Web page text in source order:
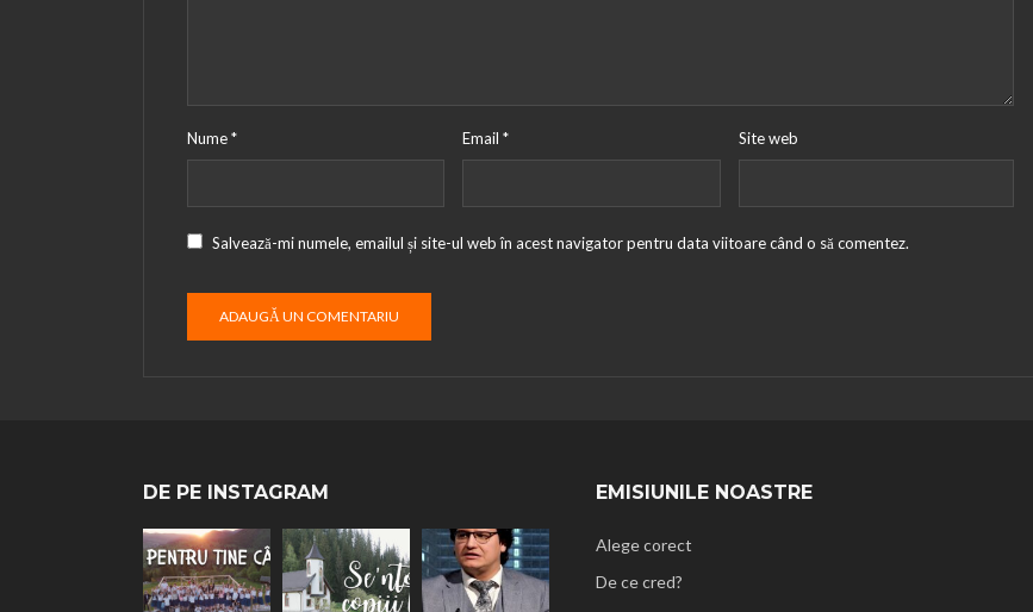
Nume* Email* Site web
Salvează-mi numele, emailul și site-ul web în acest navigator pentru data viitoare când o să comentez.
DE PE INSTAGRAM EMISIUNILE NOASTRE
Alege corect
De ce cred?